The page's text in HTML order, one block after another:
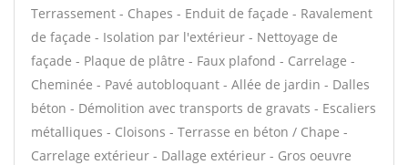
Terrassement - Chapes - Enduit de façade - Ravalement
de façade - Isolation par l'extérieur - Nettoyage de
façade - Plaque de plâtre - Faux plafond - Carrelage -
Cheminée - Pavé autobloquant - Allée de jardin - Dalles
béton - Démolition avec transports de gravats - Escaliers
métalliques - Cloisons - Terrasse en béton / Chape -
Carrelage extérieur - Dallage extérieur - Gros oeuvre